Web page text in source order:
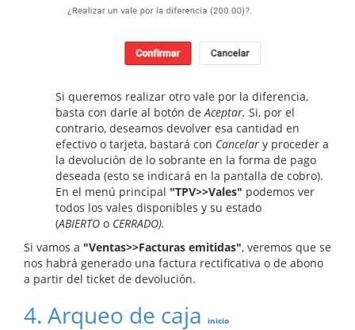
Si queremos realizar otro vale por la diferencia,
basta con darle al botón deAceptar. Si, por el
contrario, deseamos devolver esa cantidad en
efectivo o tarjeta, bastará con Cancelar y proceder a
la devolución de lo sobrante en la forma de pago
deseada (esto se indicará en la pantalla de cobro).
En el menú principal "TPV>>Vales" podemos ver
todos los vales disponibles y su estado
(ABIERTO o CERRADO).
Si vamos a "Ventas>>Facturas emitidas", veremos que se
nos habrá generado una factura rectificativa o de abono
a partir del ticket de devolución.
4. Arqueo de caja inicio